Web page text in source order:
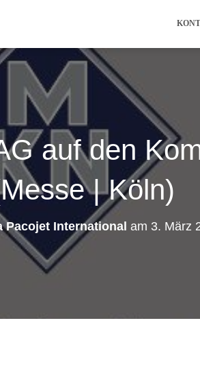
auf den
| Köln)
Pacojet International am 3. März